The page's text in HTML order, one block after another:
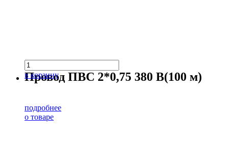
в корзину
Провод ПВС 2*0,75 380 В(100 м)
подробнее
о товаре